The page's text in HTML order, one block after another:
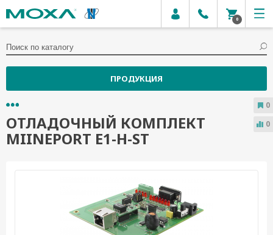
0
ПРОДУКЦИЯ
ОТЛАДОЧНЫЙ КОМПЛЕКТ
MIINEPORT E1-H-ST
0
0